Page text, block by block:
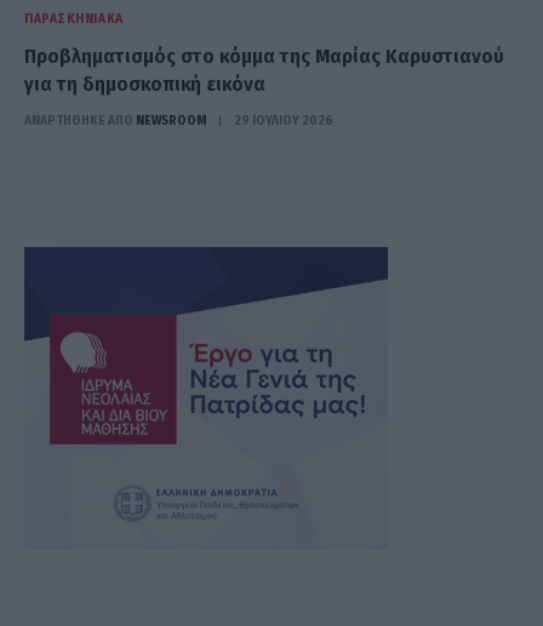
ΠΑΡΑΣΚΗΝΙΑΚΆ
Προβληματισμός στο κόμμα της Μαρίας Καρυστιανού
για τη δημοσκοπική εικόνα
ΑΝΑΡΤΗΘΗΚΕ ΑΠΟ NEWSROOM 29 ΙΟΥΛΊΟΥ 2026